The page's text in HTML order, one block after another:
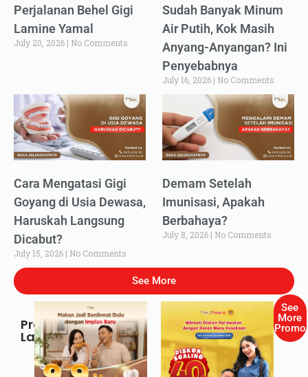
Perjalanan Behel Gigi
Lamine Yamal
July 20, 2026 No Comments
Sudah Banyak Minum
Air Putih, Kok Masih
Anyang-Anyangan? Ini
Penyebabnya
July 16, 2026 No Comments
Cara Mengatasi Gigi
Goyang di Usia Dewasa,
Haruskah Langsung
Dicabut?
July 15, 2026 No Comments
Demam Setelah
Imunisasi, Apakah
Berbahaya?
July 8, 2026 No Comments
See More
Promo
Lainnya
See
More
Promo